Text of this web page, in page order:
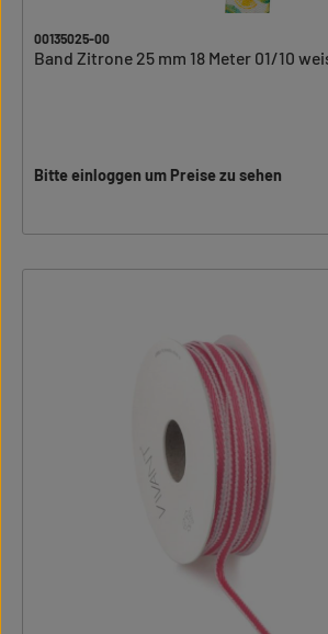
00135025-00
Band Zitrone 25 mm 18 Meter 01/10
Bitte einloggen um Preise zu sehen